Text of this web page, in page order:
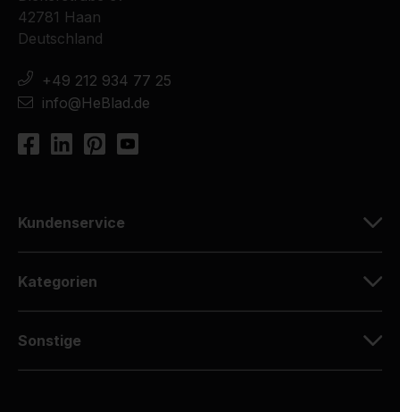
42781 Haan
Deutschland
+49 212 934 77 25
info@HeBlad.de
Kundenservice
Kategorien
Sonstige